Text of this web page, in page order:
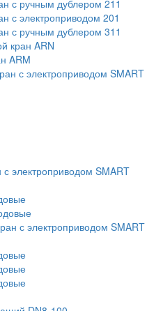
с ручным дублером 211
с электроприводом 201
с ручным дублером 311
кран ARN
ARM
с электроприводом SMART
электроприводом SMART
с электроприводом SMART